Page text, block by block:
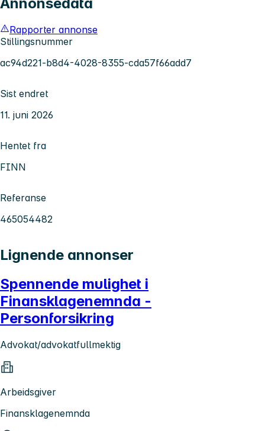
Rapporter annonse
Stillingsnummer
ac94d221-b8d4-4028-8355-cda57f66add7
Sist endret
11. juni 2026
Hentet fra
FINN
Referanse
465054482
Lignende annonser
Spennende mulighet i
Finansklagenemnda -
Personforsikring
Advokat/advokatfullmektig
Arbeidsgiver
Finansklagenemnda